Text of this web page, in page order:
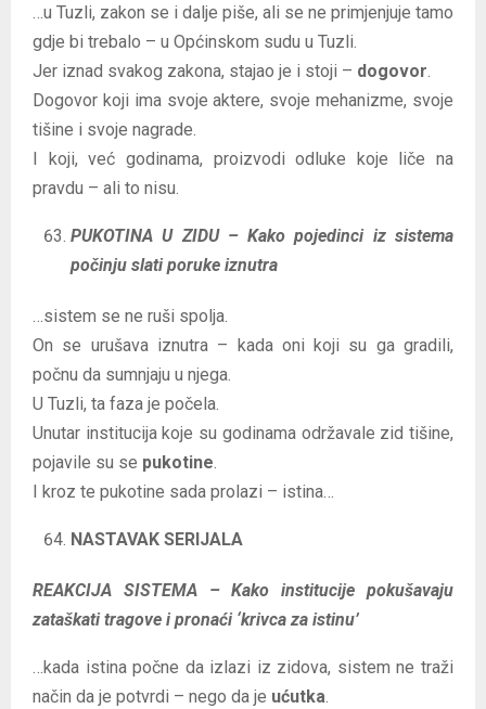
…u Tuzli, zakon se i dalje piše, ali se ne primjenjuje tamo
gdje bi trebalo – u Općinskom sudu u Tuzli.
Jer iznad svakog zakona, stajao je i stoji – dogovor.
Dogovor koji ima svoje aktere, svoje mehanizme, svoje
tišine i svoje nagrade.
I koji, već godinama, proizvodi odluke koje liče na
pravdu – ali to nisu.
PUKOTINA U ZIDU – Kako pojedinci iz sistema
počinju slati poruke iznutra
…sistem se ne ruši spolja.
On se urušava iznutra – kada oni koji su ga gradili,
počnu da sumnjaju u njega.
U Tuzli, ta faza je počela.
Unutar institucija koje su godinama održavale zid tišine,
pojavile su se pukotine.
I kroz te pukotine sada prolazi – istina…
NASTAVAK SERIJALA
REAKCIJA SISTEMA – Kako institucije pokušavaju
zataškati tragove i pronaći ‘krivca za istinu’
…kada istina počne da izlazi iz zidova, sistem ne traži
način da je potvrdi – nego da je ućutka.